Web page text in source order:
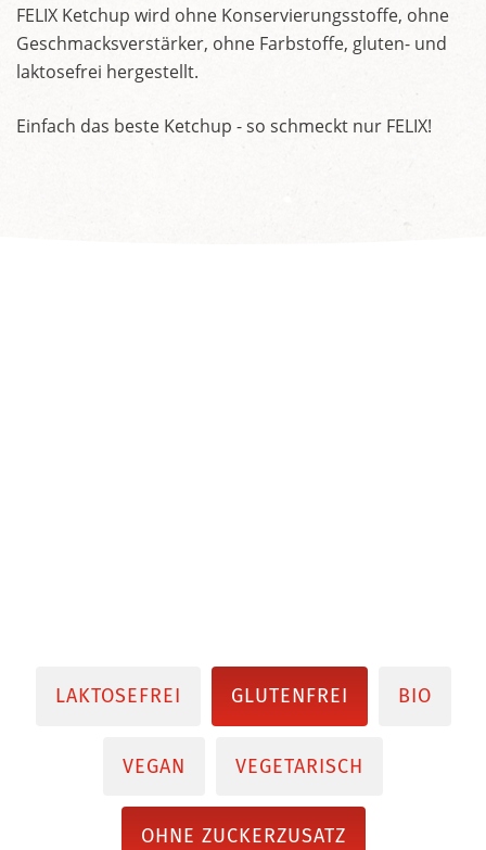
FELIX Ketchup wird ohne Konservierungsstoffe, ohne
Geschmacksverstärker, ohne Farbstoffe, gluten- und
laktosefrei hergestellt.
Einfach das beste Ketchup - so schmeckt nur FELIX!
LAKTOSEFREI GLUTENFREI BIO
VEGAN VEGETARISCH
OHNE ZUCKERZUSATZ